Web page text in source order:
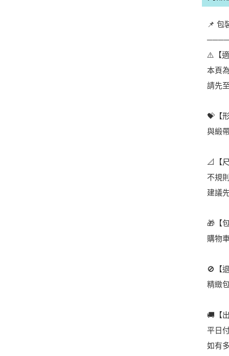
📌 包
⚠️【
本頁
請先
💝【
與緞
📐【
不規
建議
🎁【
購物
🚫【
精緻
🚚【
平日
如有